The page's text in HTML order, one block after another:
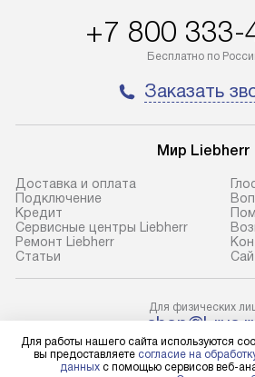
до представительства
транспортной компании в городе
условия доставки у менеджера
В оговоренный день служба
доставки доставит упакованный
прибор до подъезда. Если
требуется переместить прибор
до двери квартиры или до места
установки, пожалуйста,
с менеджером. За данную услугу
Учитывайте габариты прибора,
они не позволяют пронести его
+7 800 333-
Бесплатно по
Заказать
Мир Liebherr
Доставка и оплата
Подключение
Кредит
Сервисные центры Liebherr
Ремонт Liebherr
Cтатьи
Для физических
shop@l-
Для юридических
Для работы нашего сайта используются
вы предоставляете согласие на
данных с помощью сервисов веб-